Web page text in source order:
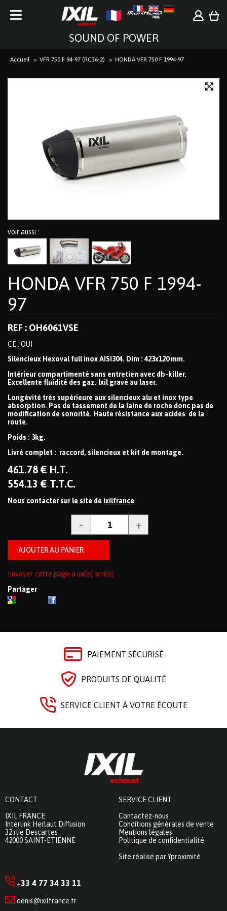
SOUND OF POWER
Accueil VFR 750 F 94-97 (RC36-2) HONDA VFR 750 F 1994-97
voir aussi :
HONDA VFR 750 F 1994-
97
REF : OH6061VSE
CE : OUI
Silencieux Hexoval full inox AISI304. Dim : 423x120 mm.
Intérieur compartimenté sans entretien avec db-killer.
Excellente fluidité des gaz. Ixil gravé au laser.
Longévité très supérieure aux silencieux alu et inox type
absorption. Pas de tassement de la laine de roche donc pas de
modification de sonorité. Haute résistance aux acides de la
route.
Poids : 3kg.
Livré complet : raccord, silencieux et kit de montage.
461.78 € H.T.
554.13 € T.T.C.
Nous contacter sur le site de ixilfrance
Envoyer cette page à un(e) ami(e)
Partager
PAIEMENT SÉCURISÉ
PRODUITS DE QUALITÉ
SERVICE CLIENT À VOTRE ÉCOUTE
CONTACT
IXIL FRANCE:
Interlink Herlaut Diffusion
32 rue Descartes
42000 SAINT-ETIENNE
SERVICE CLIENT
Contactez-nous
Conditions générales de vente
Mentions légales
Politique de confidentialité
Site réalisé par Yproximité
+33 4 77 34 33 11
denis@ixilfrance.fr